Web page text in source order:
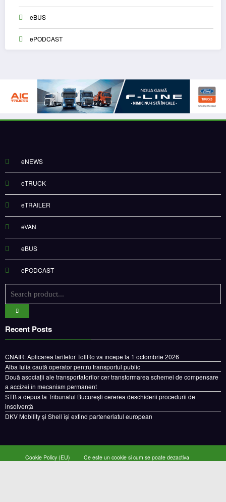
eBUS
ePODCAST
eNEWS
eTRUCK
eTRAILER
eVAN
eBUS
ePODCAST
Recent Posts
CNAIR: Aplicarea tarifelor TollRo va începe la 1 octombrie 2026
Alba Iulia caută operator pentru transportul public
Două asociații ale transportatorilor cer transformarea schemei de compensare
a accizei în mecanism permanent
STB a depus la Tribunalul București cererea deschiderii procedurii de
insolvență
DKV Mobility și Shell își extind parteneriatul european
Cookie Policy (EU)
Ce este un cookie si cum se poate dezactiva